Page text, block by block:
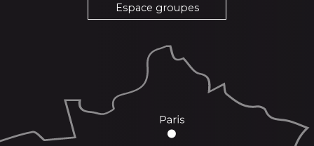
Espace groupes